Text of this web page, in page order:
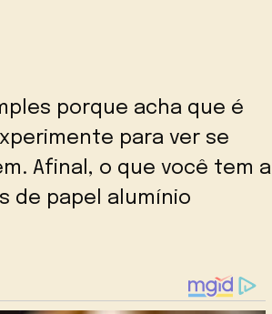
porque acha que é
para ver se
Afinal, o que você tem a
de papel alumínio